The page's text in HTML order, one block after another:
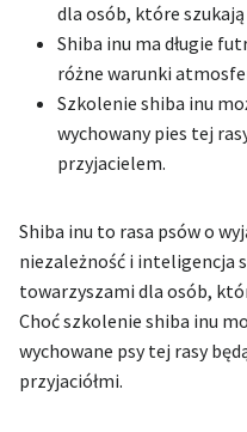
dla osób, które
Shiba inu ma długie
różne warunki
Szkolenie shiba inu
wychowany pies tej
przyjacielem.
Shiba inu to rasa psów o
niezależność i inteligencja
towarzyszami dla osób,
Choć szkolenie shiba inu
wychowane psy tej rasy
przyjaciółmi.